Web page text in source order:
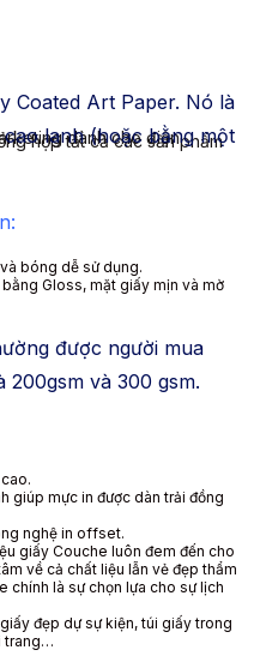
hợp tất cả các sản phẩm
dành cho điện
Coated Art Paper. Nó là
cao lanh (hoặc bằngmột
bóng dễ sử dụng.
Gloss, mặt giấy mịn và mờ
được người mua
200gsm và 300 gsm.
giúp mực in được dàn trải đồng
nghệ in offset.
giấy Couche luôn đem đến cho
về cả chất liệu lẫn vẻ đẹp thẩm
chính là sựchọn lựa cho sựlịch
đẹp dự sự kiện, túi giấy trong
trang…